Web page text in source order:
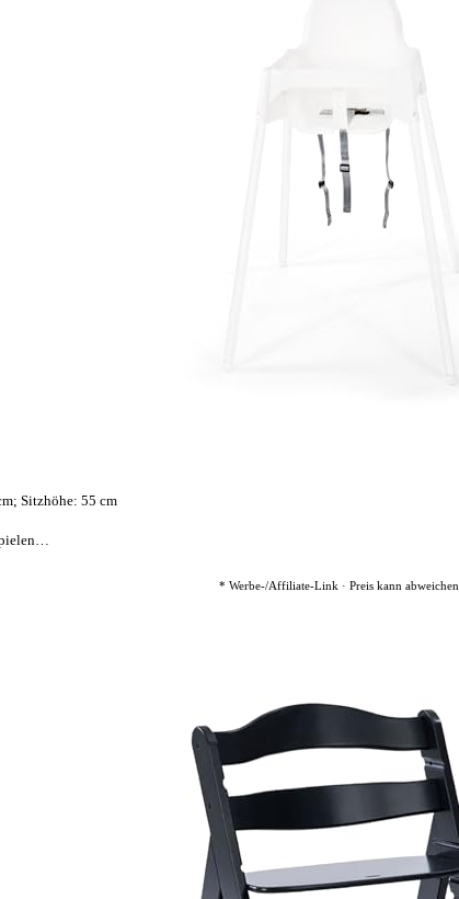
Sitzhöhe: 55 cm
* Werbe-/Affiliate-Link · Preis kann abweichen